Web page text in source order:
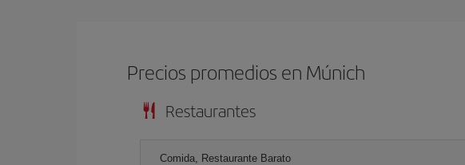
Precios promedios en Múnich
Restaurantes
Comida, Restaurante Barato